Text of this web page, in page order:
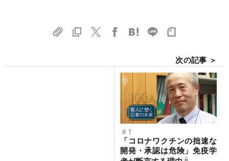
次の記事 ＞
＃1
「コロナワクチンの拙速な
開発・承認は危険」免疫学